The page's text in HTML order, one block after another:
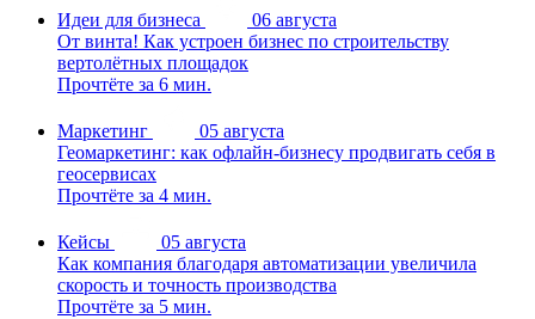
Идеи для бизнеса
06 августа
От винта! Как устроен бизнес по строительству
вертолётных площадок
Прочтёте за 6 мин.
Маркетинг
05 августа
Геомаркетинг: как офлайн-бизнесу продвигать себя в
геосервисах
Прочтёте за 4 мин.
Кейсы
05 августа
Как компания благодаря автоматизации увеличила
скорость и точность производства
Прочтёте за 5 мин.